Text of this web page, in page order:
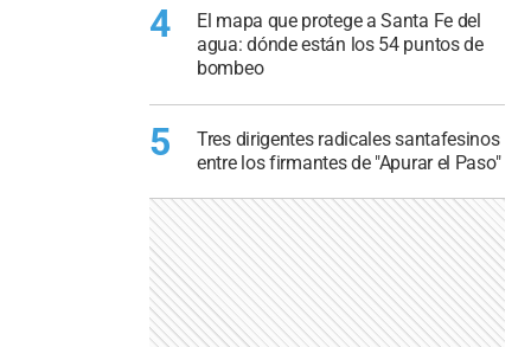
4
El mapa que protege a Santa Fe del
agua: dónde están los 54 puntos de
bombeo
5
Tres dirigentes radicales santafesinos
entre los firmantes de "Apurar el Paso"